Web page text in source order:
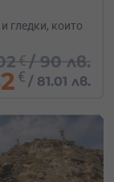
гледки, които
€/ 90 лв.
€ / 81.01 лв.